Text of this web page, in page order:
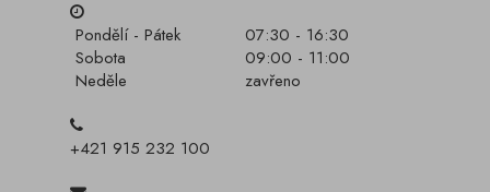
Pondělí - Pátek
07:30 - 16:30
Sobota
09:00 - 11:00
Neděle
zavřeno
+421 915 232 100